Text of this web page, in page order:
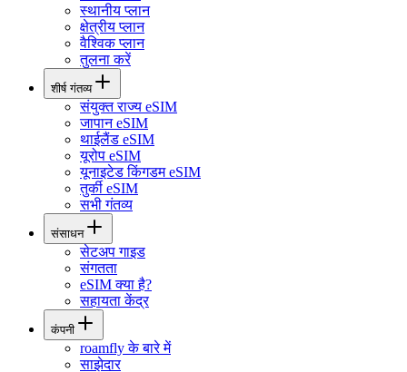
स्थानीय प्लान
क्षेत्रीय प्लान
वैश्विक प्लान
तुलना करें
शीर्ष गंतव्य
संयुक्त राज्य eSIM
जापान eSIM
थाईलैंड eSIM
यूरोप eSIM
यूनाइटेड किंगडम eSIM
तुर्की eSIM
सभी गंतव्य
संसाधन
सेटअप गाइड
संगतता
eSIM क्या है?
सहायता केंद्र
कंपनी
roamfly के बारे में
साझेदार